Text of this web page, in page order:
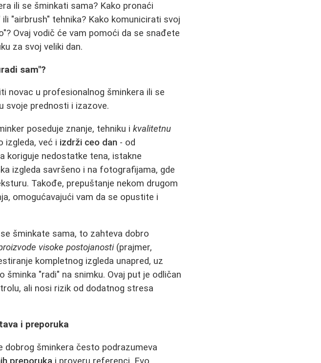
ili se šminkati sama? Kako pronaći
"airbrush" tehnika? Kako komunicirati svoj
Ovaj vodič će vam pomoći da se snađete
za svoj veliki dan.
sam"?
novac u profesionalnog šminkera ili se
svoje prednosti i izazove.
poseduje znanje, tehniku ikvalitetnu
izgleda, već i izdrži ceo dan - od
koriguje nedostatke tena, istakne
izgleda savršeno i na fotografijama, gde
Takođe, prepuštanje nekom drugom
omogućavajući vam da se opustite i
šminkate sama, to zahteva dobro
visoke postojanosti(prajmer,
kompletnog izgleda unapred, uz
"radi" na snimku. Ovaj put je odličan
ali nosi rizik od dodatnog stresa
i preporuka
dobrog šminkera često podrazumeva